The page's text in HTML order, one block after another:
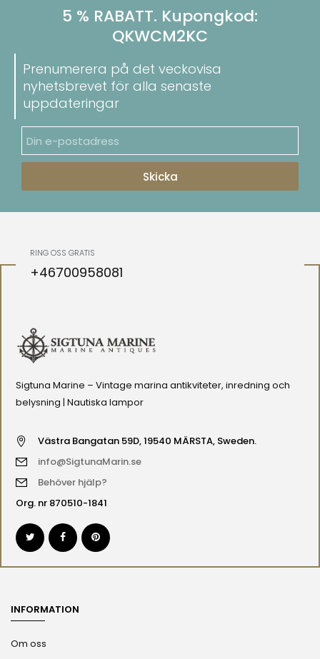
5 % RABATT. Kupongkod:
QKWCM2KC
Prenumerera på det veckovisa
nyhetsbrevet för alla senaste
uppdateringar
Skicka
RING OSS GRATIS
+46700958081
Sigtuna Marine – Vintage marina antikviteter, inredning och
belysning | Nautiska lampor
Västra Bangatan 59D, 19540 MÄRSTA, Sweden.
info@SigtunaMarin.se
Behöver hjälp?
Org. nr 870510-1841
INFORMATION
Om oss